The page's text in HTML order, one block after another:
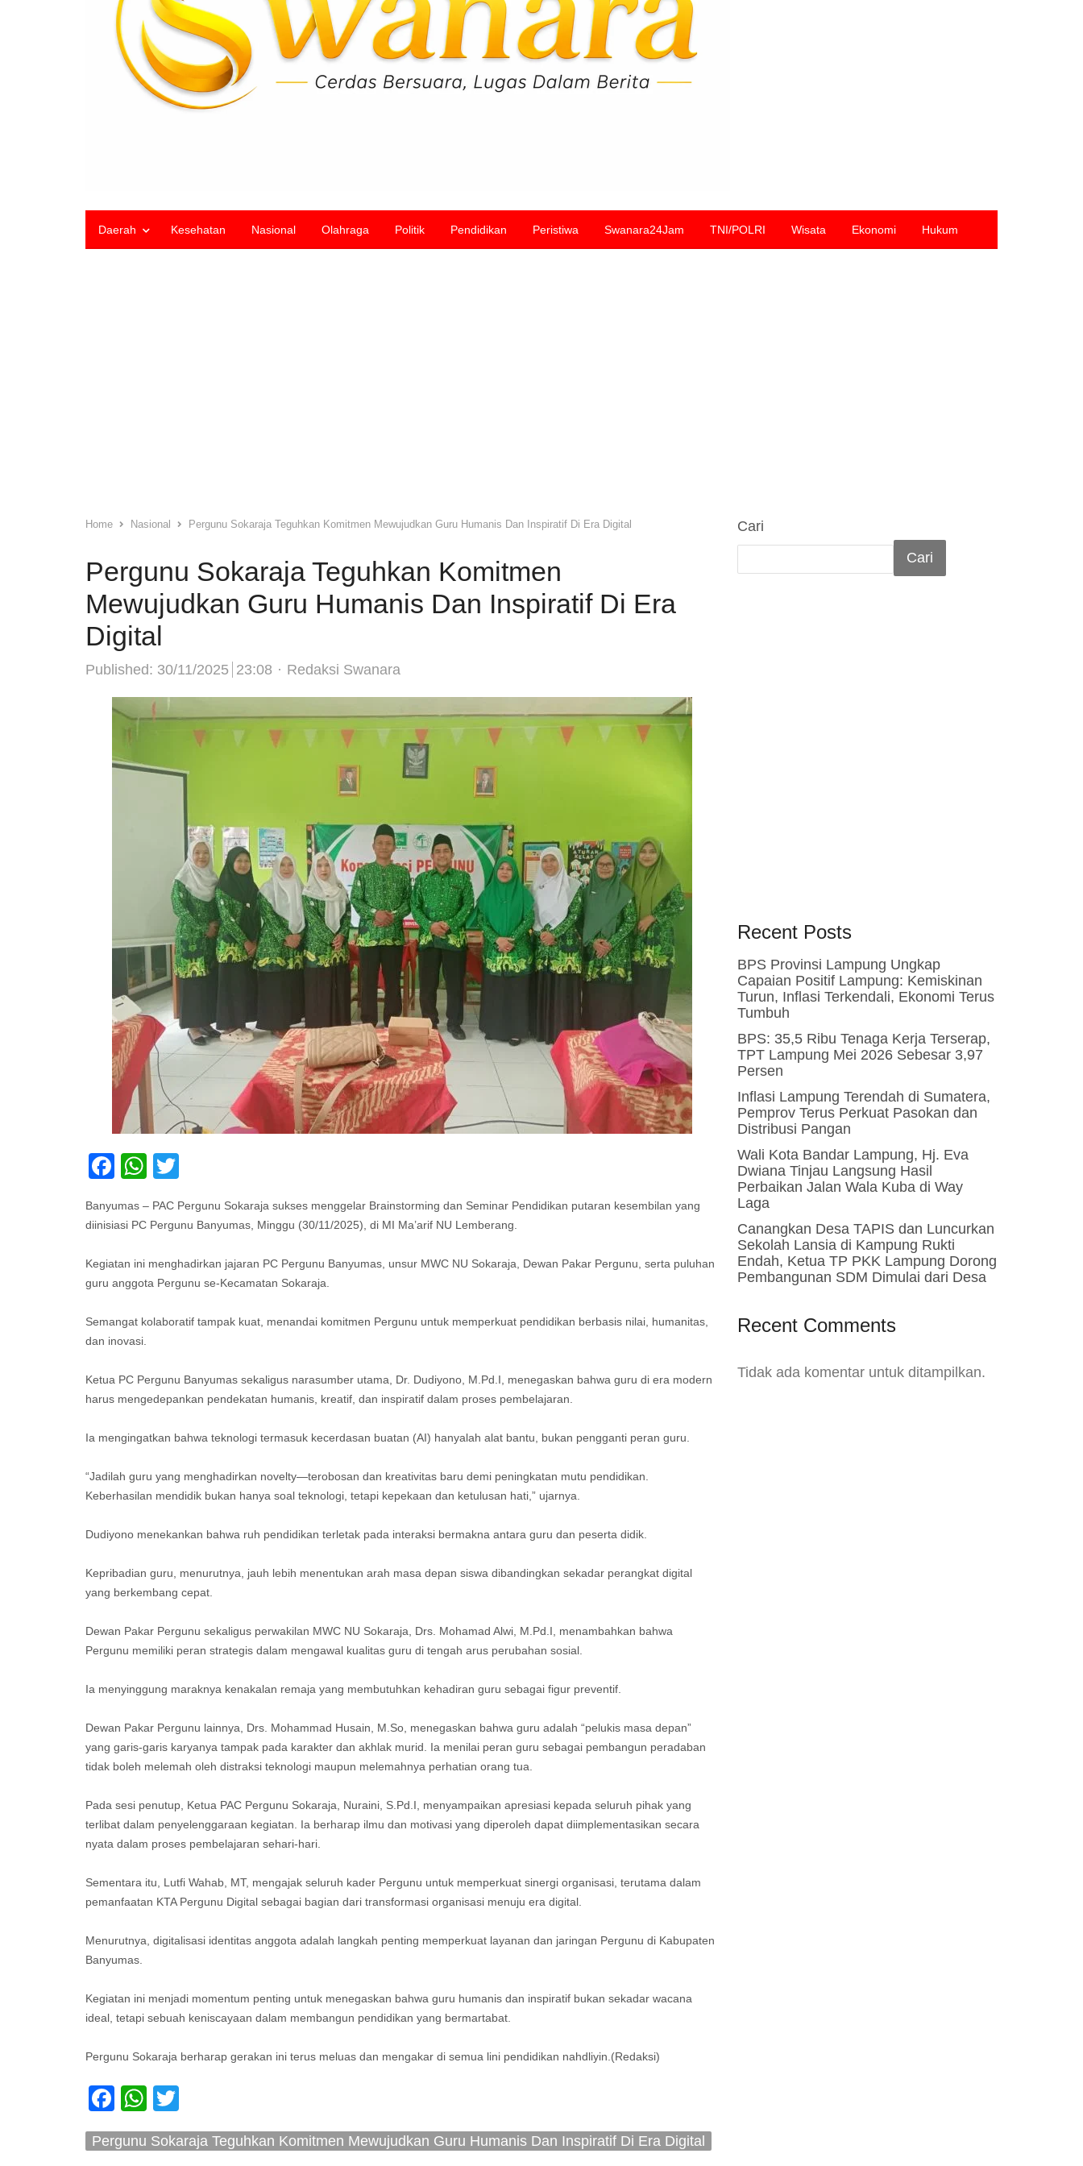
Daerah Kesehatan Nasional Olahraga Politik Pendidikan Peristiwa Swanara24Jam TNI/POLRI Wisata Ekonomi Hukum
Home Nasional Pergunu Sokaraja Teguhkan Komitmen Mewujudkan Guru Humanis Dan Inspiratif Di Era Digital
Pergunu Sokaraja Teguhkan Komitmen
Mewujudkan Guru Humanis Dan Inspiratif Di Era
Digital
Published: 30/11/2025 23:08 Author
Redaksi Swanara
Facebook
WhatsApp
Banyumas – PAC Pergunu Sokaraja sukses menggelar Brainstorming dan Seminar Pendidikan putaran kesembilan yang
diinisiasi PC Pergunu Banyumas, Minggu (30/11/2025), di MI Ma’arif NU Lemberang.
Kegiatan ini menghadirkan jajaran PC Pergunu Banyumas, unsur MWC NU Sokaraja, Dewan Pakar Pergunu, serta puluhan
guru anggota Pergunu se-Kecamatan Sokaraja.
Semangat kolaboratif tampak kuat, menandai komitmen Pergunu untuk memperkuat pendidikan berbasis nilai, humanitas,
dan inovasi.
Ketua PC Pergunu Banyumas sekaligus narasumber utama, Dr. Dudiyono, M.Pd.I, menegaskan bahwa guru di era modern
harus mengedepankan pendekatan humanis, kreatif, dan inspiratif dalam proses pembelajaran.
Ia mengingatkan bahwa teknologi termasuk kecerdasan buatan (AI) hanyalah alat bantu, bukan pengganti peran guru.
“Jadilah guru yang menghadirkan novelty—terobosan dan kreativitas baru demi peningkatan mutu pendidikan.
Keberhasilan mendidik bukan hanya soal teknologi, tetapi kepekaan dan ketulusan hati,” ujarnya.
Dudiyono menekankan bahwa ruh pendidikan terletak pada interaksi bermakna antara guru dan peserta didik.
Kepribadian guru, menurutnya, jauh lebih menentukan arah masa depan siswa dibandingkan sekadar perangkat digital
yang berkembang cepat.
Dewan Pakar Pergunu sekaligus perwakilan MWC NU Sokaraja, Drs. Mohamad Alwi, M.Pd.I, menambahkan bahwa
Pergunu memiliki peran strategis dalam mengawal kualitas guru di tengah arus perubahan sosial.
Ia menyinggung maraknya kenakalan remaja yang membutuhkan kehadiran guru sebagai figur preventif.
Dewan Pakar Pergunu lainnya, Drs. Mohammad Husain, M.So, menegaskan bahwa guru adalah “pelukis masa depan”
yang garis-garis karyanya tampak pada karakter dan akhlak murid. Ia menilai peran guru sebagai pembangun peradaban
tidak boleh melemah oleh distraksi teknologi maupun melemahnya perhatian orang tua.
Pada sesi penutup, Ketua PAC Pergunu Sokaraja, Nuraini, S.Pd.I, menyampaikan apresiasi kepada seluruh pihak yang
terlibat dalam penyelenggaraan kegiatan. Ia berharap ilmu dan motivasi yang diperoleh dapat diimplementasikan secara
nyata dalam proses pembelajaran sehari-hari.
Sementara itu, Lutfi Wahab, MT, mengajak seluruh kader Pergunu untuk memperkuat sinergi organisasi, terutama dalam
pemanfaatan KTA Pergunu Digital sebagai bagian dari transformasi organisasi menuju era digital.
Menurutnya, digitalisasi identitas anggota adalah langkah penting memperkuat layanan dan jaringan Pergunu di Kabupaten
Banyumas.
Kegiatan ini menjadi momentum penting untuk menegaskan bahwa guru humanis dan inspiratif bukan sekadar wacana
ideal, tetapi sebuah keniscayaan dalam membangun pendidikan yang bermartabat.
Pergunu Sokaraja berharap gerakan ini terus meluas dan mengakar di semua lini pendidikan nahdliyin.(Redaksi)
Facebook
WhatsApp
Pergunu Sokaraja Teguhkan Komitmen Mewujudkan Guru Humanis Dan Inspiratif Di Era Digital
Cari
Cari
Recent Posts
BPS Provinsi Lampung Ungkap
Capaian Positif Lampung: Kemiskinan
Turun, Inflasi Terkendali, Ekonomi Terus
Tumbuh
BPS: 35,5 Ribu Tenaga Kerja Terserap,
TPT Lampung Mei 2026 Sebesar 3,97
Persen
Inflasi Lampung Terendah di Sumatera,
Pemprov Terus Perkuat Pasokan dan
Distribusi Pangan
Wali Kota Bandar Lampung, Hj. Eva
Dwiana Tinjau Langsung Hasil
Perbaikan Jalan Wala Kuba di Way
Laga
Canangkan Desa TAPIS dan Luncurkan
Sekolah Lansia di Kampung Rukti
Endah, Ketua TP PKK Lampung Dorong
Pembangunan SDM Dimulai dari Desa
Recent Comments
Tidak ada komentar untuk ditampilkan.